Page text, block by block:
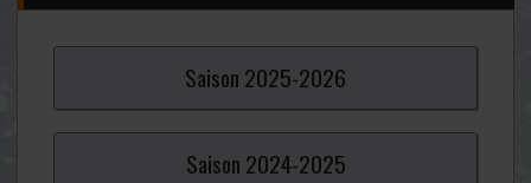
Saison 2025-2026
Saison 2024-2025